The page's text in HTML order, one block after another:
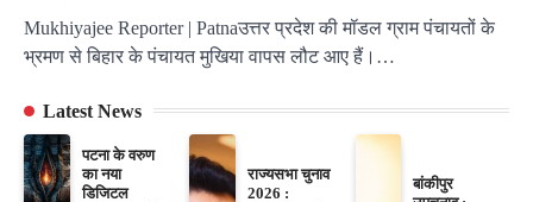
Mukhiyajee Reporter | Patnaउत्तर प्रदेश की मॉडल ग्राम पंचायतों के
भ्रमण से बिहार के पंचायत मुखिया वापस लौट आए हैं।…
Latest News
पटना के वरुण
का नया
डिजिटल
राज्यसभा चुनाव
2026 :
बांकीपुर